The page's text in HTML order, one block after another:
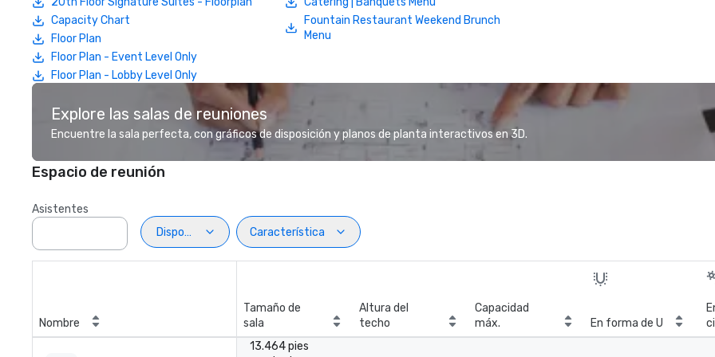
Capacity Chart
Floor Plan
Floor Plan - Event Level Only
Floor Plan - Lobby Level Only
Fountain Restaurant Weekend Brunch
Menu
Explore las salas de reuniones
Encuentre la sala perfecta, con gráficos de disposición y planos de planta interactivos en 3D.
Espacio de reunión
Asistentes
Disposiciön
Característica
Nombre
Tamaño de
sala
Altura del
techo
Capacidad
máx.
En forma de U
13.464 pies